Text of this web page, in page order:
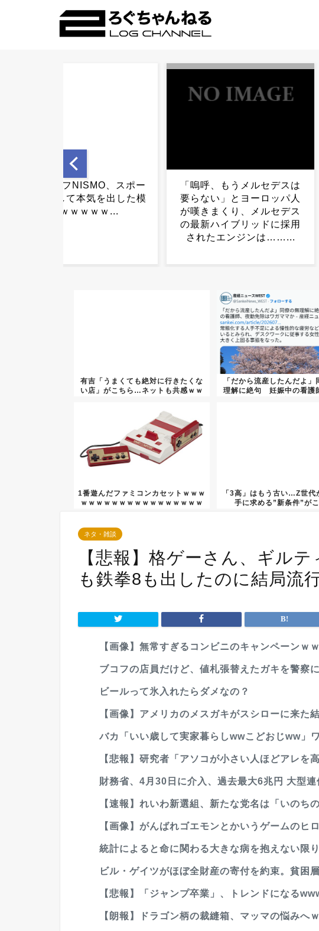
【えぇ…】シャインマスカ
ット約200房を盗んだ男の自
宅を調べた結果ｗｗｗｗｗ
ｗｗｗ...
「嗚呼、もうメルセデスは
要らない」とヨーロッパ人
が嘆きまくり、メルセデス
有吉「うまくても絶対に行きたくな
い店」がこちら…ネットも共感ｗｗ
「だから流産したんだよ」
理解に絶句 妊娠中の看護
1番遊んだファミコンカセットｗｗｗ
ｗｗｗｗｗｗｗｗｗｗｗｗｗｗｗｗ
「3高」はもう古い…Z世代
手に求める”新条件”が
ネタ・雑談
【悲報】格ゲーさん、ギル
も鉄拳8も出したのに結局流
【画像】無常すぎるコンビニのキャンペーンｗ
ブコフの店員だけど、値札張替えたガキを警察
ビールって氷入れたらダメなの？
【画像】アメリカのメスガキがスシローに
バカ「いい歳して実家暮らしwwこどおじww」
【悲報】研究者「アソコが小さい人ほどアレを
財務省、4月30日に介入、過去最大6兆円 大型
【速報】れいわ新選組、新たな党名は「いのち
【画像】がんばれゴエモンとかいうゲームのヒ
統計によると命に関わる大きな病を抱えない限
ビル・ゲイツがほぼ全財産の寄付を約束。貧困
【悲報】「ジャンプ卒業」、トレンドになる
【朗報】ドラゴン柄の裁縫箱、マッマの悩みへ